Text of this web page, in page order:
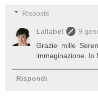
Risposte
Lallabel
9
Grazie mille
immaginazione. Io
Rispondi